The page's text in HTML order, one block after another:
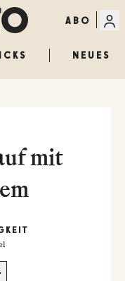
ABO
NEUES
mit